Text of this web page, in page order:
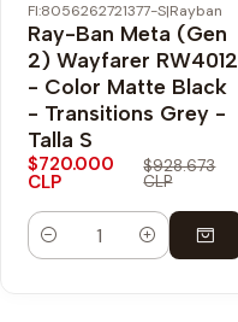
-22% OFF
Envío Gratis
FI:8056262721377-S|Rayban
Ray-Ban Meta (Gen
2) Wayfarer RW4012
- Color Matte Black
- Transitions Grey -
Talla S
$720.000
CLP
$928.673
CLP
Cantidad